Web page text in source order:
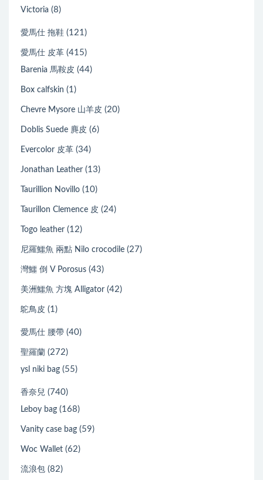
Victoria (8)
愛馬仕 拖鞋 (121)
愛馬仕 皮革 (415)
Barenia 馬鞍皮 (44)
Box calfskin (1)
Chevre Mysore 山羊皮 (20)
Doblis Suede 麂皮 (6)
Evercolor 皮革 (34)
Jonathan Leather (13)
Taurillion Novillo (10)
Taurillon Clemence 皮 (24)
Togo leather (12)
尼羅鱷魚 兩點 Nilo crocodile (27)
灣鱷 倒 V Porosus (43)
美洲鱷魚 方塊 Alligator (42)
鴕鳥皮 (1)
愛馬仕 腰帶 (40)
聖羅蘭 (272)
ysl niki bag (55)
香奈兒 (740)
Leboy bag (168)
Vanity case bag (59)
Woc Wallet (62)
流浪包 (82)